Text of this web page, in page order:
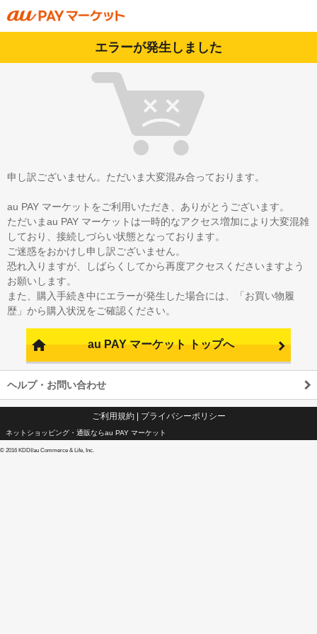
エラーが発生しました
申し訳ございません。ただいま大変混み合っております。
au PAY マーケットをご利用いただき、ありがとうございます。
ただいまau PAY マーケットは一時的なアクセス増加により大変混雑
しており、接続しづらい状態となっております。
ご迷惑をおかけし申し訳ございません。
恐れ入りますが、しばらくしてから再度アクセスくださいますよう
お願いします。
また、購入手続き中にエラーが発生した場合には、「お買い物履
歴」から購入状況をご確認ください。
au PAY マーケット トップへ
ヘルプ・お問い合わせ
ご利用規約| プライバシーポリシー
ネットショッピング・通販ならau PAY マーケット
© 2016 KDDI/au Commerce & Life, Inc.